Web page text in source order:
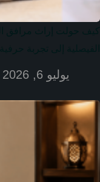
يوليو 6, 2026